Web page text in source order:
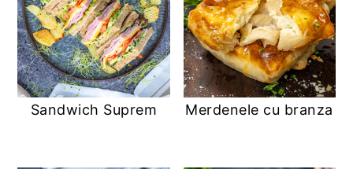
Sandwich Suprem Merdenele cu branza